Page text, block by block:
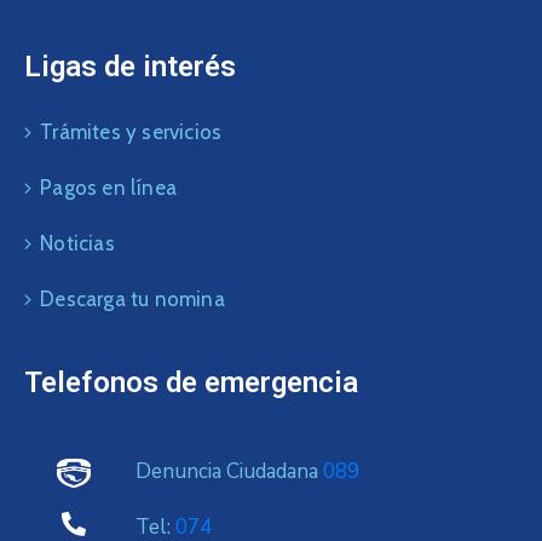
Ligas de interés
Trámites y servicios
Pagos en línea
Noticias
Descarga tu nomina
Telefonos de emergencia
Denuncia Ciudadana 089
Tel: 074